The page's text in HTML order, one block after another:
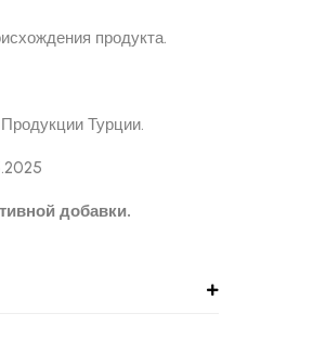
продукта.
Турции.
добавки.